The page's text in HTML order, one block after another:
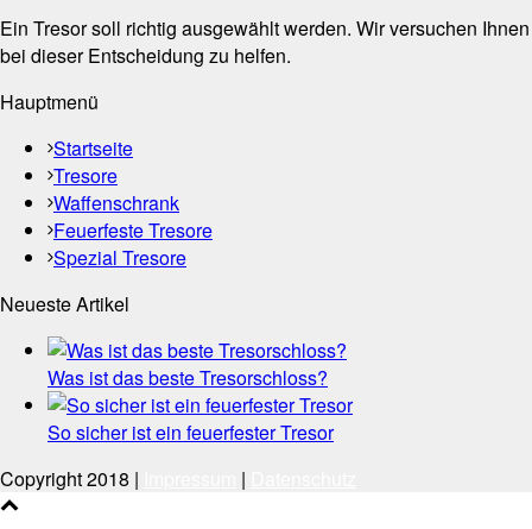
Ein Tresor soll richtig ausgewählt werden. Wir versuchen Ihnen
bei dieser Entscheidung zu helfen.
Hauptmenü
Startseite
Tresore
Waffenschrank
Feuerfeste Tresore
Spezial Tresore
Neueste Artikel
Was ist das beste Tresorschloss?
So sicher ist ein feuerfester Tresor
Copyright 2018 |
|